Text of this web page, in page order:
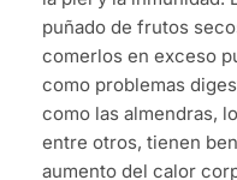
puñado de frutos
comerlos en exceso
como problemas
como las almendras,
entre otros, tienen
aumento del calor